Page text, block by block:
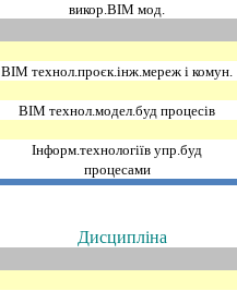
викор.ВIМ мод.
ВIМ технол.проєк.iнж.мереж i комун.
ВIМ технол.модел.буд процесiв
Iнформ.технологiїв упр.буд
процесами
Дисциплiна